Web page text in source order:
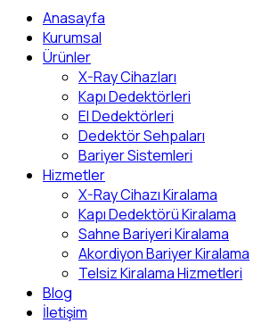
Anasayfa
Kurumsal
Ürünler
X-Ray Cihazları
Kapı Dedektörleri
El Dedektörleri
Dedektör Sehpaları
Bariyer Sistemleri
Hizmetler
X-Ray Cihazı Kiralama
Kapı Dedektörü Kiralama
Sahne Bariyeri Kiralama
Akordiyon Bariyer Kiralama
Telsiz Kiralama Hizmetleri
Blog
İletişim